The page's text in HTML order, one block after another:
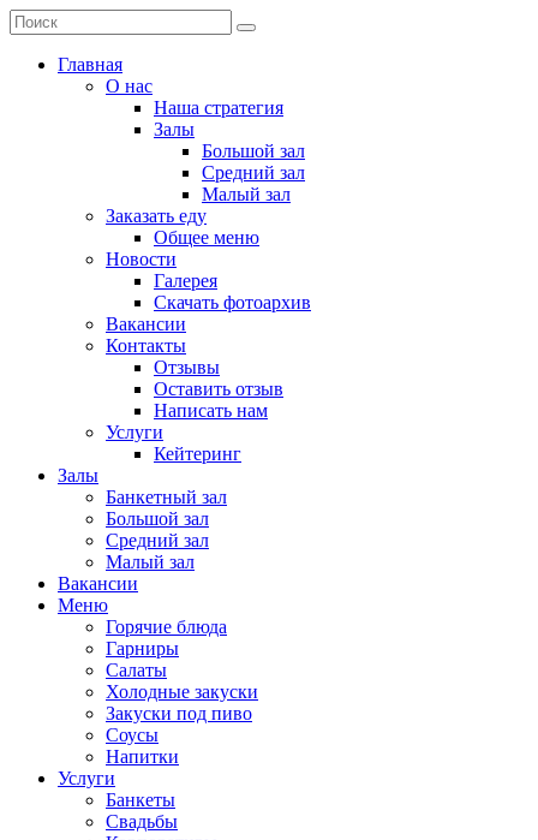
Главная
О нас
Наша стратегия
Залы
Большой зал
Средний зал
Малый зал
Заказать еду
Общее меню
Новости
Галерея
Скачать фотоархив
Вакансии
Контакты
Отзывы
Оставить отзыв
Написать нам
Услуги
Кейтеринг
Залы
Банкетный зал
Большой зал
Средний зал
Малый зал
Вакансии
Меню
Горячие блюда
Гарниры
Салаты
Холодные закуски
Закуски под пиво
Соусы
Напитки
Услуги
Банкеты
Свадьбы